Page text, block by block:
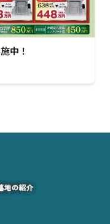
中！
地の紹介